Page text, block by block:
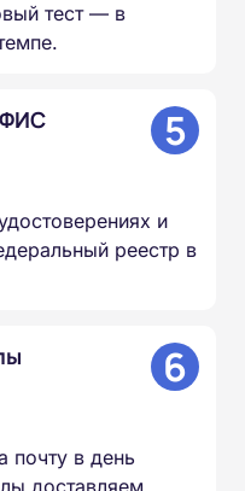
тест — в
ФИС
5
и
реестр в
6
почту в день